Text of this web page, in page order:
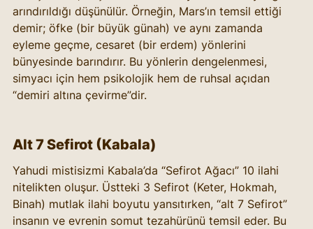
arındırıldığı düşünülür. Örneğin, Mars’ın temsil ettiği
demir; öfke (bir büyük günah) ve aynı zamanda
eyleme geçme, cesaret (bir erdem) yönlerini
bünyesinde barındırır. Bu yönlerin dengelenmesi,
simyacı için hem psikolojik hem de ruhsal açıdan
“demiri altına çevirme”dir.
Alt 7 Sefirot (Kabala)
Yahudi mistisizmi Kabala’da “Sefirot Ağacı” 10 ilahi
nitelikten oluşur. Üstteki 3 Sefirot (Keter, Hokmah,
Binah) mutlak ilahi boyutu yansıtırken, “alt 7 Sefirot”
insanın ve evrenin somut tezahürünü temsil eder. Bu